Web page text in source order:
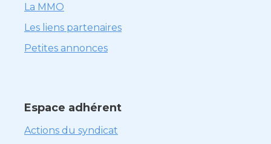
La MMO
Les liens partenaires
Petites annonces
Espace adhérent
Actions du syndicat